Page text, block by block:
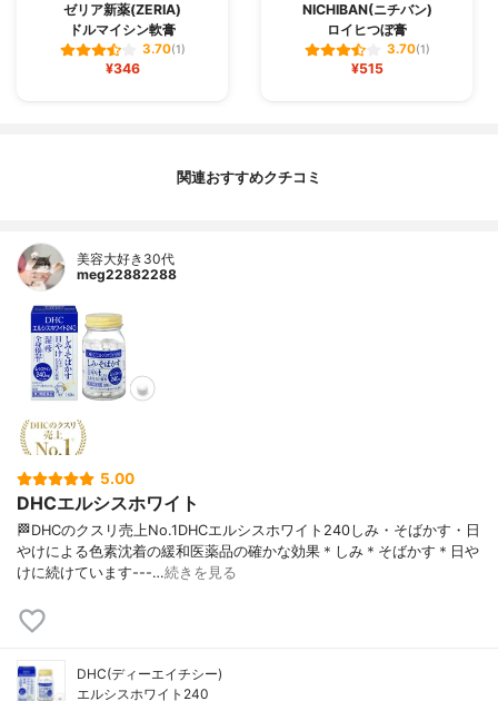
ゼリア新薬(ZERIA)
ドルマイシン軟膏
3.70(1)
¥346
NICHIBAN(ニチバン)
ロイヒつぼ膏
3.70(1)
¥515
関連おすすめクチコミ
美容大好き30代
meg22882288
5.00
DHCエルシスホワイト
🏁DHCのクスリ売上No.1DHCエルシスホワイト240しみ・そばかす・日
やけによる色素沈着の緩和医薬品の確かな効果＊しみ＊そばかす＊日や
けに続けています---…続きを見る
DHC(ディーエイチシー)
エルシスホワイト240